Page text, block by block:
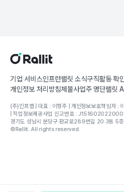
기업 서비스인프런랠릿 소식구직활동 확
개인정보 처리방침체불사업주 명단랠릿
(주)인프랩 | 대표 : 이형주 | 개인정보보호책임
| 직업정보제공사업 신고번호 :
경기도 성남시 분당구 판교로289번길 20 3동 5층
©Rallit. All rights reserved.